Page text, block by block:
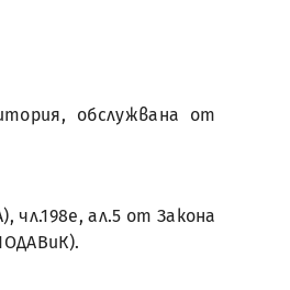
обслужвана от
чл.198е, ал.5 от Закона